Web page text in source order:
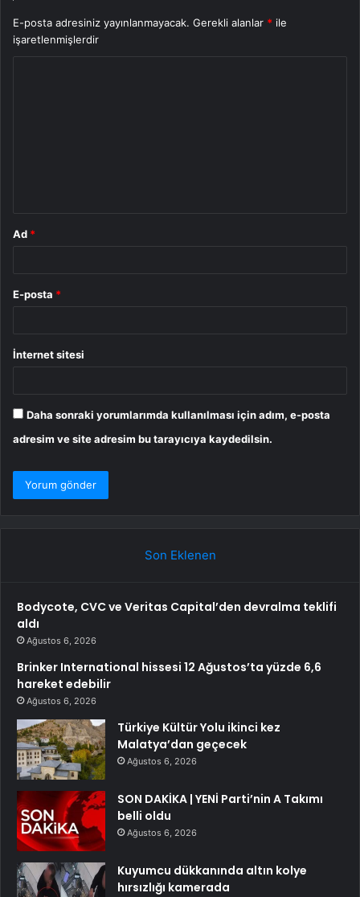
E-posta adresiniz yayınlanmayacak. Gerekli alanlar * ile
işaretlenmişlerdir
Ad *
E-posta *
İnternet sitesi
Daha sonraki yorumlarımda kullanılması için adım, e-posta
adresim ve site adresim bu tarayıcıya kaydedilsin.
Son Eklenen
Bodycote, CVC ve Veritas Capital’den devralma teklifi
aldı
Ağustos 6, 2026
Brinker International hissesi 12 Ağustos’ta yüzde 6,6
hareket edebilir
Ağustos 6, 2026
Türkiye Kültür Yolu ikinci kez
Malatya’dan geçecek
Ağustos 6, 2026
SON DAKİKA | YENİ Parti’nin A Takımı
belli oldu
Ağustos 6, 2026
Kuyumcu dükkanında altın kolye
hırsızlığı kamerada